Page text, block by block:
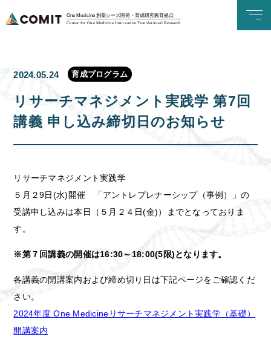
One Medicine 創薬シーズ開発・育成研究教育拠点
Center for One Medicine Innovative Translational Research
2024.05.24 育成プログラム
リサーチマネジメント実践学 第7回
講義 申し込み締切日のお知らせ
リサーチマネジメント実践学
５月２9日(水)開催 「アントレプレナーシップ（事例）」の
受講申し込みは本日（５月２４日(金)）までとなっておりま
す。
※第７回講義の開催は16:30～18:00(5限)となります。
各講義の開講案内および締め切り日は下記ページをご確認くだ
さい。
2024年度 One Medicineリサーチマネジメント実践学（基礎）
開講案内